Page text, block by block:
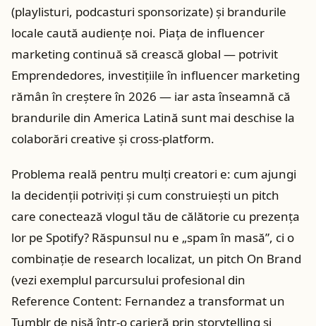
(playlisturi, podcasturi sponsorizate) și brandurile
locale caută audiențe noi. Piața de influencer
marketing continuă să crească global — potrivit
Emprendedores, investițiile în influencer marketing
rămân în creștere în 2026 — iar asta înseamnă că
brandurile din America Latină sunt mai deschise la
colaborări creative și cross‑platform.
Problema reală pentru mulți creatori e: cum ajungi
la decidenții potriviți și cum construiești un pitch
care conectează vlogul tău de călătorie cu prezența
lor pe Spotify? Răspunsul nu e „spam în masă”, ci o
combinație de research localizat, un pitch On Brand
(vezi exemplul parcursului profesional din
Reference Content: Fernandez a transformat un
Tumblr de nișă într‑o carieră prin storytelling și